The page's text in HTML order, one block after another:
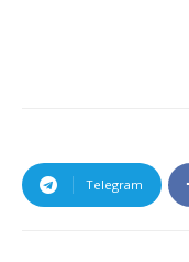
Telegram